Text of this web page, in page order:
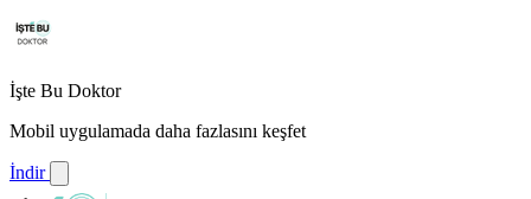
İşte Bu Doktor
Mobil uygulamada daha fazlasını keşfet
İndir